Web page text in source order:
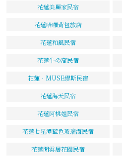
花蓮美麗家民宿
花蓮哈囉背包旅店
花蓮和風民宿
花蓮牛の窩民宿
花蓮‧MUSE繆斯民宿
花蓮海天民宿
花蓮阿桃姐民宿
花蓮七星潭藍色玻璃海民宿
花蓮閒雲居花園民宿